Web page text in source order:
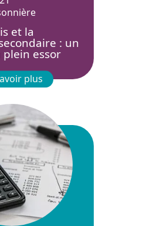
et la
: un
essor
plus